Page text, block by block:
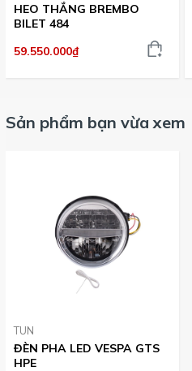
HEO THẮNG BREMBO
BILET 484
59.550.000₫
Sản phẩm bạn vừa xem
TUN
ĐÈN PHA LED VESPA GTS
HPE